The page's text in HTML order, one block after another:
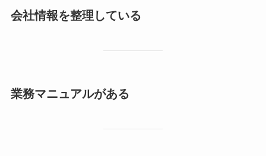
会社情報を整理している
業務マニュアルがある